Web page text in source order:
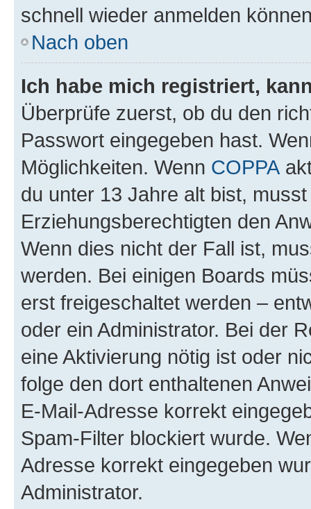
schnell wieder anmelden
Nach oben
Ich habe mich registriert,
Überprüfe zuerst, ob du den
Passwort eingegeben hast.
Möglichkeiten. Wenn COPPA
du unter 13 Jahre alt bist,
Erziehungsberechtigten den
Wenn dies nicht der Fall ist,
werden. Bei einigen Boards
erst freigeschaltet werden –
oder ein Administrator. Bei der
eine Aktivierung nötig ist oder
folge den dort enthaltenen
E-Mail-Adresse korrekt
Spam-Filter blockiert wurde.
Adresse korrekt eingegeben
Administrator.